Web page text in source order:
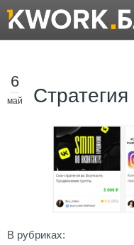
6
май
В рубриках: